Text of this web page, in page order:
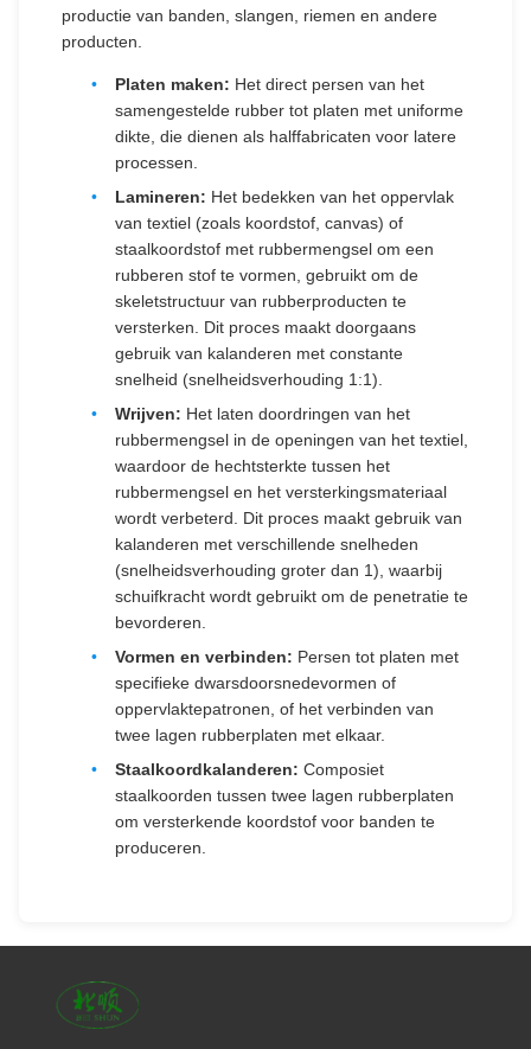
productie van banden, slangen, riemen en andere
producten.
Platen maken: Het direct persen van het
samengestelde rubber tot platen met uniforme
dikte, die dienen als halffabricaten voor latere
processen.
Lamineren: Het bedekken van het oppervlak
van textiel (zoals koordstof, canvas) of
staalkoordstof met rubbermengsel om een
rubberen stof te vormen, gebruikt om de
skeletstructuur van rubberproducten te
versterken. Dit proces maakt doorgaans
gebruik van kalanderen met constante
snelheid (snelheidsverhouding 1:1).
Wrijven: Het laten doordringen van het
rubbermengsel in de openingen van het textiel,
waardoor de hechtsterkte tussen het
rubbermengsel en het versterkingsmateriaal
wordt verbeterd. Dit proces maakt gebruik van
kalanderen met verschillende snelheden
(snelheidsverhouding groter dan 1), waarbij
schuifkracht wordt gebruikt om de penetratie te
bevorderen.
Vormen en verbinden: Persen tot platen met
specifieke dwarsdoorsnedevormen of
oppervlaktepatronen, of het verbinden van
twee lagen rubberplaten met elkaar.
Staalkoordkalanderen: Composiet
staalkoorden tussen twee lagen rubberplaten
om versterkende koordstof voor banden te
produceren.